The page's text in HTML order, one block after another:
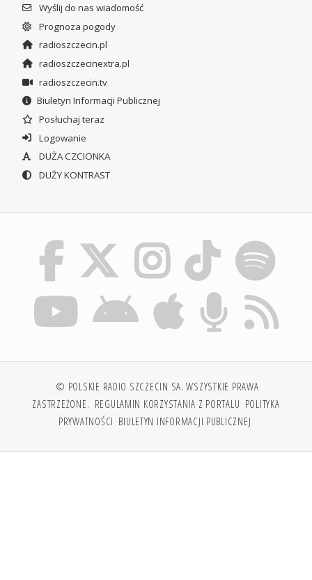
Wyślij do nas wiadomość
Prognoza pogody
radioszczecin.pl
radioszczecinextra.pl
radioszczecin.tv
Biuletyn Informacji Publicznej
Posłuchaj teraz
Logowanie
DUŻA CZCIONKA
DUŻY KONTRAST
© POLSKIE RADIO SZCZECIN SA. WSZYSTKIE PRAWA
ZASTRZEŻONE. REGULAMIN KORZYSTANIA Z PORTALU POLITYKA
PRYWATNOŚCI BIULETYN INFORMACJI PUBLICZNEJ